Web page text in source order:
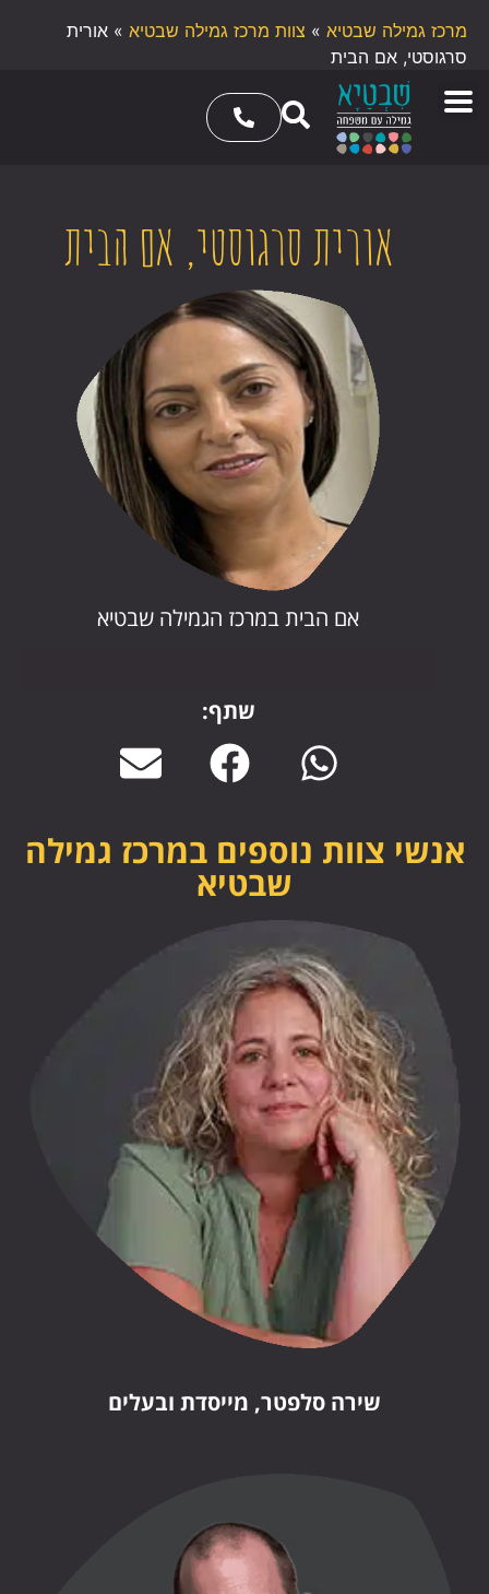
מרכז גמילה שבטיא » צוות מרכז גמילה שבטיא » אורית
סרגוסטי, אם הבית
אורית סרגוסטי, אם הבית
אם הבית במרכז הגמילה שבטיא
שתף:
אנשי צוות נוספים במרכז גמילה
שבטיא
שירה סלפטר, מייסדת ובעלים